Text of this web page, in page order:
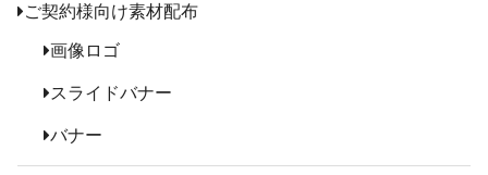
ご契約様向け素材配布
画像ロゴ
スライドバナー
バナー